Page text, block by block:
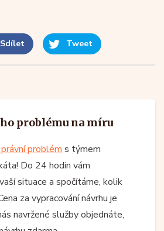
Sdílet Tweet
problému na míru
problém s týmem
Do 24 hodin vám
situace a spočítáme, kolik
za vypracování návrhu je
navržené služby objednáte,